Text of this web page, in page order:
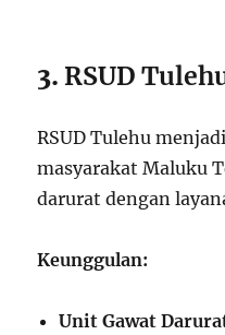
3.RSUD
RSUD Tulehu
masyarakat Maluku
darurat dengan
Keunggulan:
Unit Gawat